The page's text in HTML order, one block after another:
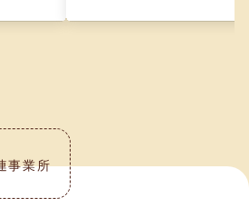
事業所